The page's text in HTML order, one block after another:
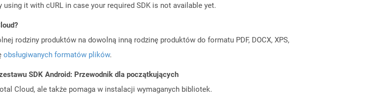
it with cURL in case your required SDK is not available yet.
rodziny produktów na dowolną inną rodzinę produktów do formatu PDF, DOCX, XPS,
obsługiwanych formatów plików.
SDK Android: Przewodnik dla początkujących
Cloud, ale także pomaga w instalacji wymaganych bibliotek.